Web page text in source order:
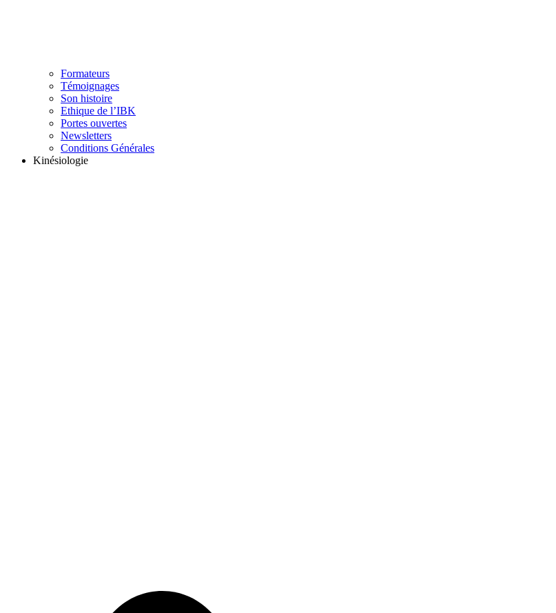
Formateurs
Témoignages
Son histoire
Ethique de l’IBK
Portes ouvertes
Newsletters
Conditions Générales
Kinésiologie